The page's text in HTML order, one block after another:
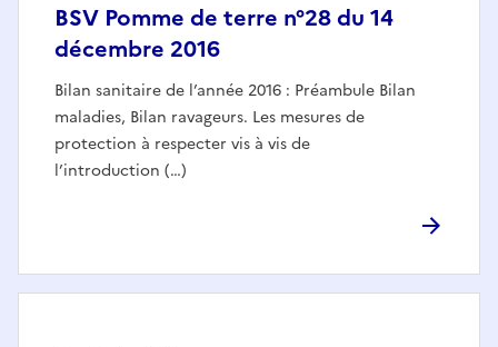
BSV Pomme de terre n°28 du 14
décembre 2016
Bilan sanitaire de l’année 2016 : Préambule Bilan
maladies, Bilan ravageurs. Les mesures de
protection à respecter vis à vis de
l’introduction (…)